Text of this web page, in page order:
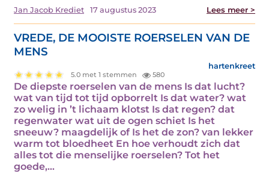
Jan Jacob Krediet 17 augustus 2023 Lees meer >
VREDE, DE MOOISTE ROERSELEN VAN DE
MENS
hartenkreet
5.0 met 1 stemmen 580
De diepste roerselen van de mens Is dat lucht?
wat van tijd tot tijd opborrelt Is dat water? wat
zo welig in ’t lichaam klotst Is dat regen? dat
regenwater wat uit de ogen schiet Is het
sneeuw? maagdelijk of Is het de zon? van lekker
warm tot bloedheet En hoe verhoudt zich dat
alles tot die menselijke roerselen? Tot het
goede,…